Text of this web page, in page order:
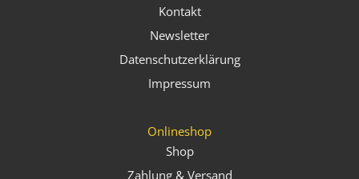
Kontakt
Newsletter
Datenschutzerklärung
Impressum
Onlineshop
Shop
Zahlung & Versand